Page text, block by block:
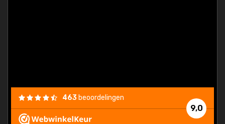
9,0
463 beoordelingen